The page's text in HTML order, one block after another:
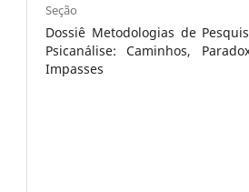
Seção
Dossiê Metodologias de
Psicanálise: Caminhos,
Impasses